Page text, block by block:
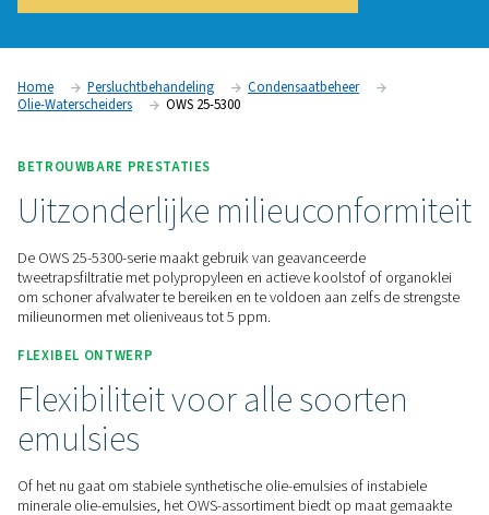
De OWS 25-5300-serie olie-waterafscheiders verwijdert
condensaat in persluchtsystemen, waardoor de naleving
debieten van 25 tot 5300 liter per minuut en bieden
prestaties met eenvoudige installatie en onderhoud.
Neem contact met ons op voor een offerte!
Home Persluchtbehandeling
Olie-Waterscheiders
BETROUWBARE PRESTATIES
Uitzonderlijke